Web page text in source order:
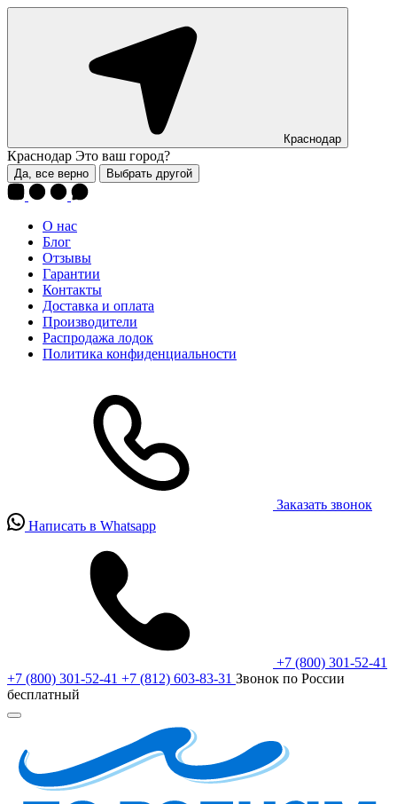
Краснодар
Краснодар Это ваш город?
Да, все верно Выбрать другой
О нас
Блог
Отзывы
Гарантии
Контакты
Доставка и оплата
Производители
Распродажа лодок
Политика конфиденциальности
Заказать звонок
Написать в Whatsapp
+7 (800) 301-52-41
+7 (800) 301-52-41 +7 (812) 603-83-31 Звонок по России
бесплатный